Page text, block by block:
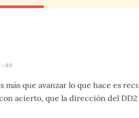
que avanzar lo que hace es
acierto, que la dirección del DD2